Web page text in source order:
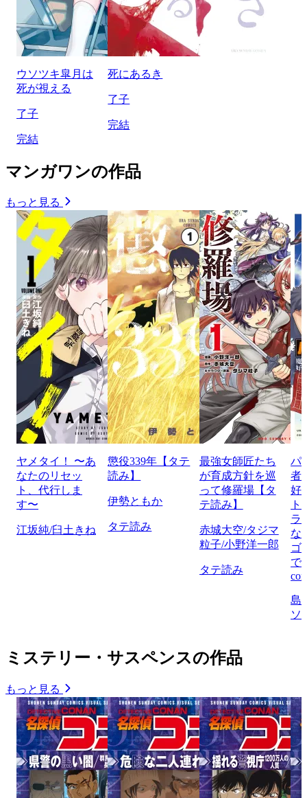
ウソツキ皐月は
死が視える
了子
完結
死にあるき
了子
完結
マンガワンの作品
もっと見る
ヤメタイ！ 〜あ
なたのリセッ
ト、代行しま
す〜
江坂純/臼土きね
懲役339年【タテ
読み】
伊勢ともか
タテ読み
最強女師匠たち
が育成方針を巡
って修羅場【タ
テ読み】
赤城大空/タジマ
粒子/小野洋一郎
タテ読み
パ
者
好
ト
ラ
な
ゴ
で
島
ソ
ミステリー・サスペンスの作品
もっと見る